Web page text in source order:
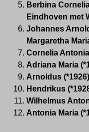
Berbina
Eindhoven met
Johannes
Margaretha
Cornelia
Adriana Maria
Arnoldus (*1926)
Hendrikus
Wilhelmus
Antonia Maria